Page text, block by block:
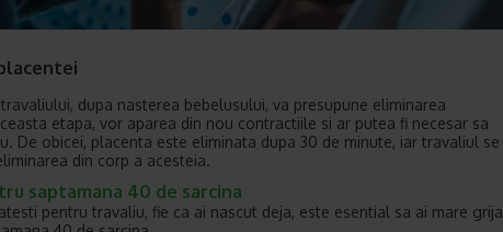
dupa nasterea bebelusului, va presupune eliminarea
etapa, vor aparea din nou contractiile si ar putea fi necesar sa
De obicei, placenta este eliminata dupa 30 de minute, iar travaliul se
din corp a acesteia.
saptamana 40 de sarcina
pentru travaliu, fie ca ai nascut deja, este esential sa ai mare grija